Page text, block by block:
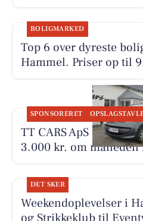
BOLIGMARKED
Top 6 over dyreste
Hammel. Priser op til
SPONSORERET
TT CARS ApS udlejer
3.000 kr. om
DET SKER
Weekendoplevelser i